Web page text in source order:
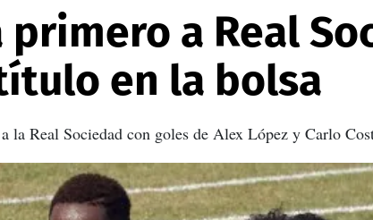
a Real
en la bolsa
la Real Sociedad con goles de Alex López y Carlo